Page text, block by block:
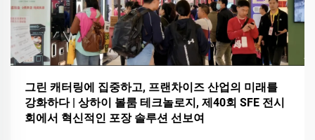
그린 캐터링에 집중하고, 프랜차이즈 산업의 미래를
강화하다 | 상하이 볼룸 테크놀로지, 제40회 SFE 전시
회에서 혁신적인 포장 솔루션 선보여